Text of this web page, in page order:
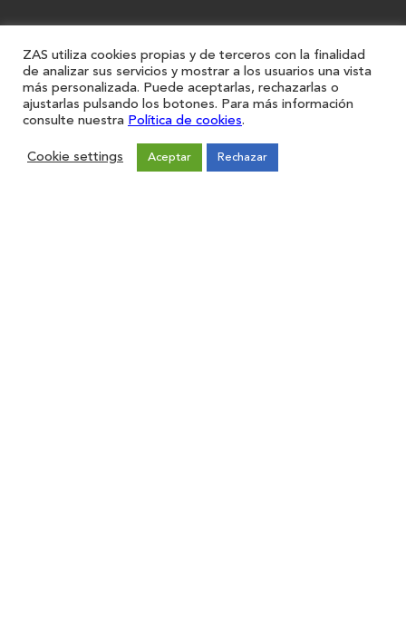
ZAS utiliza cookies propias y de terceros con la finalidad
de analizar sus servicios y mostrar a los usuarios una vista
más personalizada. Puede aceptarlas, rechazarlas o
ajustarlas pulsando los botones. Para más información
consulte nuestra Política de cookies.
Cookie settings Aceptar Rechazar